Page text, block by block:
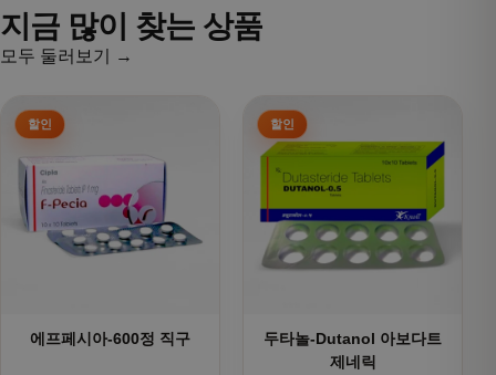
지금 많이 찾는 상품
모두 둘러보기 →
에프페시아-600정 직구
여러 상품 옵션이 이 상품에 있습니다. 상품 페이지에서 옵션
두타놀-Dutanol 아보다트
제네릭
여러 상품 옵션이 이 상품에